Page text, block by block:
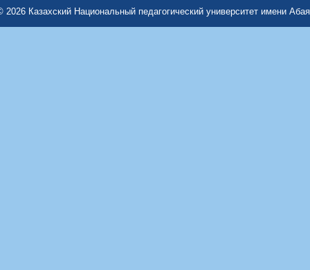
2026 Казахский Национальный педагогический университет имени Абая